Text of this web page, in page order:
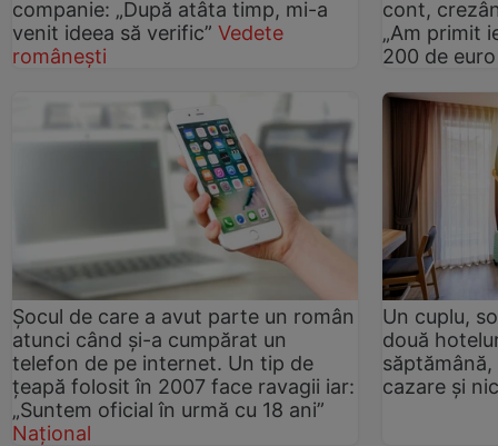
companie: „După atâta timp, mi-a
venit ideea să verific” Vedete
românești
cont,
„Am primit
200 de
Șocul de care a avut parte un român
atunci când și-a cumpărat un
telefon de pe internet. Un tip de
țeapă folosit în 2007 face ravagii iar:
„Suntem oficial în urmă cu 18 ani”
Național
Un cuplu,
două
cazare și